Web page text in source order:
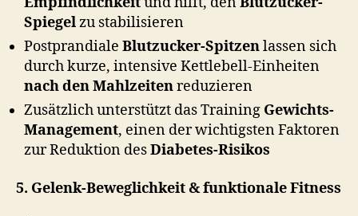
Spiegelzu stabilisieren
Postprandiale Blutzucker-Spitzenlassen sich
durch kurze, intensive Kettlebell-Einheiten
nach den Mahlzeitenreduzieren
Zusätzlich unterstützt das Training Gewichts-
Management, einen der wichtigsten Faktoren
zur Reduktion desDiabetes-Risikos
5. Gelenk-Beweglichkeit & funktionale Fitness